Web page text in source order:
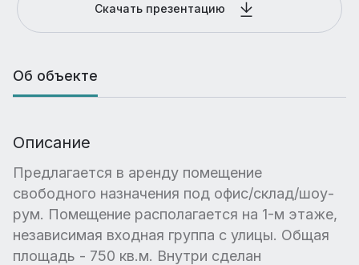
Скачать презентацию
Об объекте
Описание
Предлагается в аренду помещение
свободного назначения под офис/склад/шоу-
рум. Помещение располагается на 1-м этаже,
независимая входная группа с улицы. Общая
площадь - 750 кв.м. Внутри сделан